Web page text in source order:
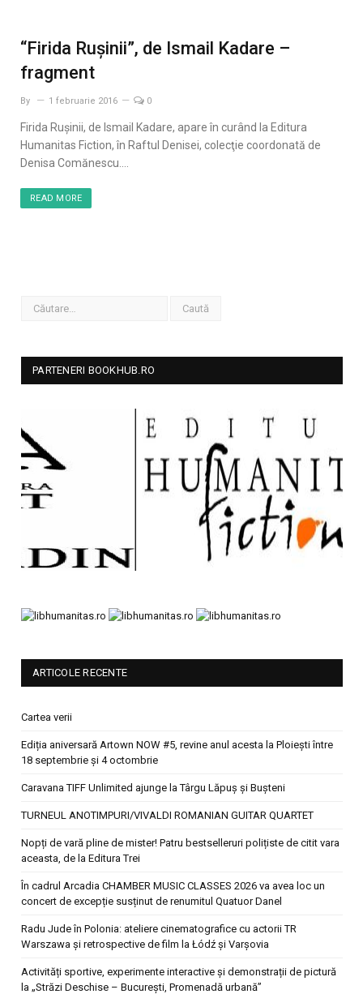
“Firida Ruşinii”, de Ismail Kadare –
fragment
By 1 februarie 2016 0
Firida Ruşinii, de Ismail Kadare, apare în curând la Editura
Humanitas Fiction, în Raftul Denisei, colecţie coordonată de
Denisa Comănescu.…
READ MORE
PARTENERI BOOKHUB.RO
ARTICOLE RECENTE
Cartea verii
Ediția aniversară Artown NOW #5, revine anul acesta la Ploiești între
18 septembrie și 4 octombrie
Caravana TIFF Unlimited ajunge la Târgu Lăpuș și Bușteni
TURNEUL ANOTIMPURI/VIVALDI ROMANIAN GUITAR QUARTET
Nopți de vară pline de mister! Patru bestselleruri polițiste de citit vara
aceasta, de la Editura Trei
În cadrul Arcadia CHAMBER MUSIC CLASSES 2026 va avea loc un
concert de excepție susținut de renumitul Quatuor Danel
Radu Jude în Polonia: ateliere cinematografice cu actorii TR
Warszawa și retrospective de film la Łódź și Varșovia
Activități sportive, experimente interactive și demonstrații de pictură
la „Străzi Deschise – București, Promenadă urbană”